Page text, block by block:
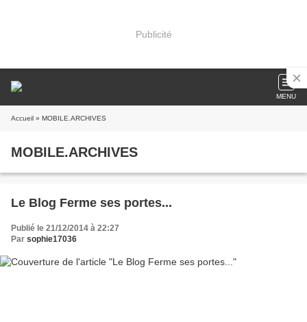
Publicité
MENU
Accueil » MOBILE.ARCHIVES
MOBILE.ARCHIVES
Le Blog Ferme ses portes...
Publié le 21/12/2014 à 22:27
Par sophie17036